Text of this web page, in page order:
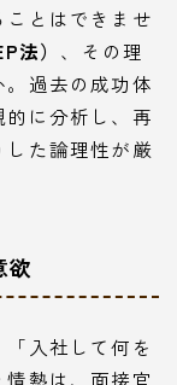
とはできませ
法） 、その理
過去の成功体
に分析し、再
た論理性が厳
欲
「入社して何を
熱は、面接官